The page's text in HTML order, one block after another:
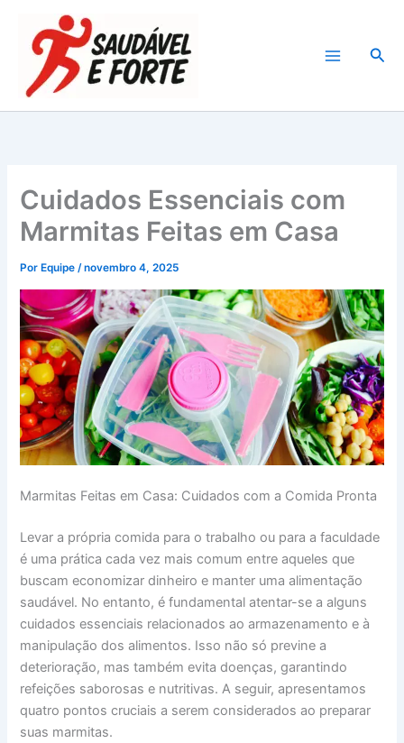
conteúdo
Cuidados Essenciais com
Marmitas Feitas em Casa
Por Equipe/novembro 4, 2025
Marmitas Feitas em Casa: Cuidados com a Comida Pronta
Levar a própria comida para o trabalho ou para a faculdade
é uma prática cada vez mais comum entre aqueles que
buscam economizar dinheiro e manter uma alimentação
saudável. No entanto, é fundamental atentar-se a alguns
cuidados essenciais relacionados ao armazenamento e à
manipulação dos alimentos. Isso não só previne a
deterioração, mas também evita doenças, garantindo
refeições saborosas e nutritivas. A seguir, apresentamos
quatro pontos cruciais a serem considerados ao preparar
suas marmitas.